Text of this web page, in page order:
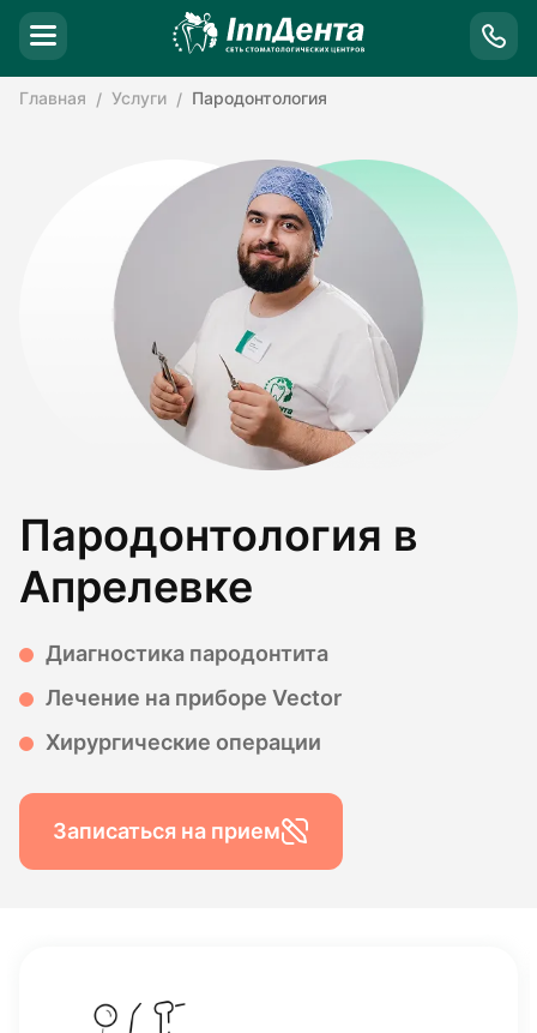
Главная Услуги Пародонтология
Пародонтология в
Апрелевке
Диагностика пародонтита
Лечение на приборе Vector
Хирургические операции
Записаться на прием